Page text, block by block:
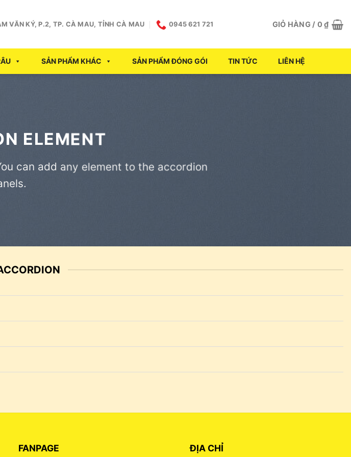
VĂN KÝ, P.2, TP. CÀ MAU, TỈNH CÀ MAU 0945 621 721 GIỎ HÀNG / 0₫
SẢN PHẨM KHÁC SẢN PHẨM ĐÓNG GÓI TIN TỨC LIÊN HỆ
ELEMENT
can add any element to the accordion
FANPAGE ĐỊA CHỈ